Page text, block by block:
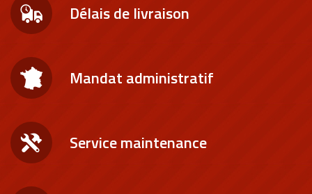
Délais de livraison
Mandat administratif
Service maintenance